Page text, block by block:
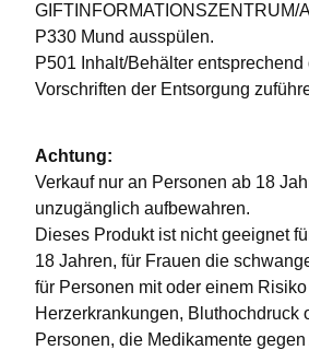
GIFTINFORMATIONSZENTRUM/
P330 Mund ausspülen.
P501 Inhalt/Behälter entsprechend
Vorschriften der Entsorgung
Achtung:
Verkauf nur an Personen ab 18
unzugänglich aufbewahren.
Dieses Produkt ist nicht geeignet
18 Jahren, für Frauen die
für Personen mit oder einem
Herzerkrankungen, Bluthochdruck
Personen, die Medikamente gegen